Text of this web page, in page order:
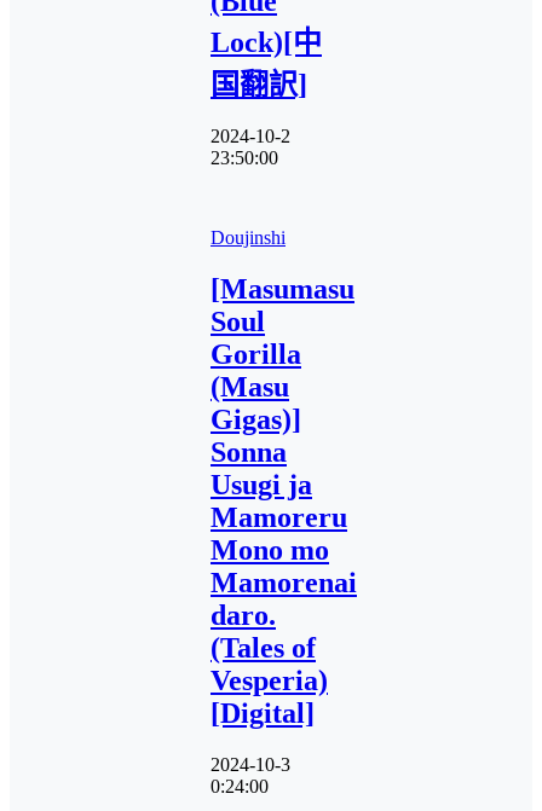
Lock)[中
国翻訳]
2024-10-2
23:50:00
Doujinshi
[Masumasu
Soul
Gorilla
(Masu
Gigas)]
Sonna
Usugi ja
Mamoreru
Mono mo
Mamorenai
daro.
(Tales of
Vesperia)
[Digital]
2024-10-3
0:24:00